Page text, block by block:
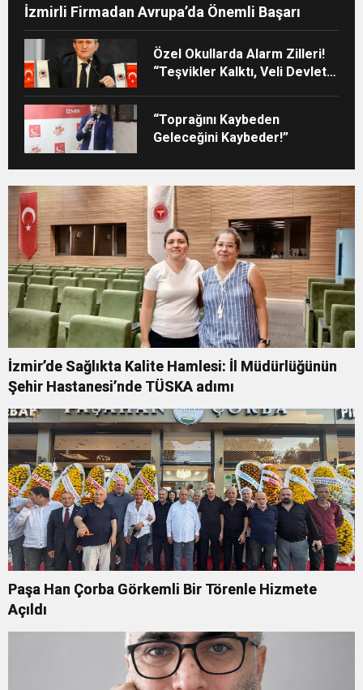
İzmirli Firmadan Avrupa’da Önemli Başarı
Özel Okullarda Alarm Zilleri!
“Teşvikler Kalktı, Veli Devlet
“Toprağını Kaybeden
Geleceğini Kaybeder!”
İzmir’de Sağlıkta Kalite Hamlesi: İl Müdürlüğünün
Şehir Hastanesi’nde TÜSKA adımı
Paşa Han Çorba Görkemli Bir Törenle Hizmete
Açıldı